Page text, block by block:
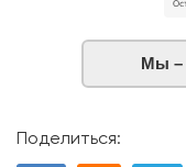
Мы –
Поделиться: